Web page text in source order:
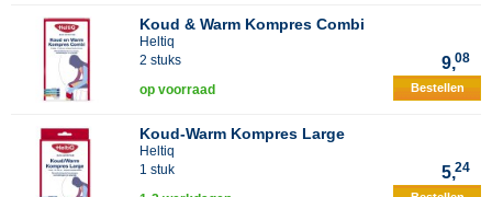
Koud & Warm Kompres Combi
Heltiq
2 stuks
9,08
op voorraad Bestellen
Koud-Warm Kompres Large
Heltiq
1 stuk
5,24